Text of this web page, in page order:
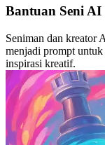
Bantuan Seni AI
Seniman dan kreator
menjadi prompt
inspirasi kreatif.